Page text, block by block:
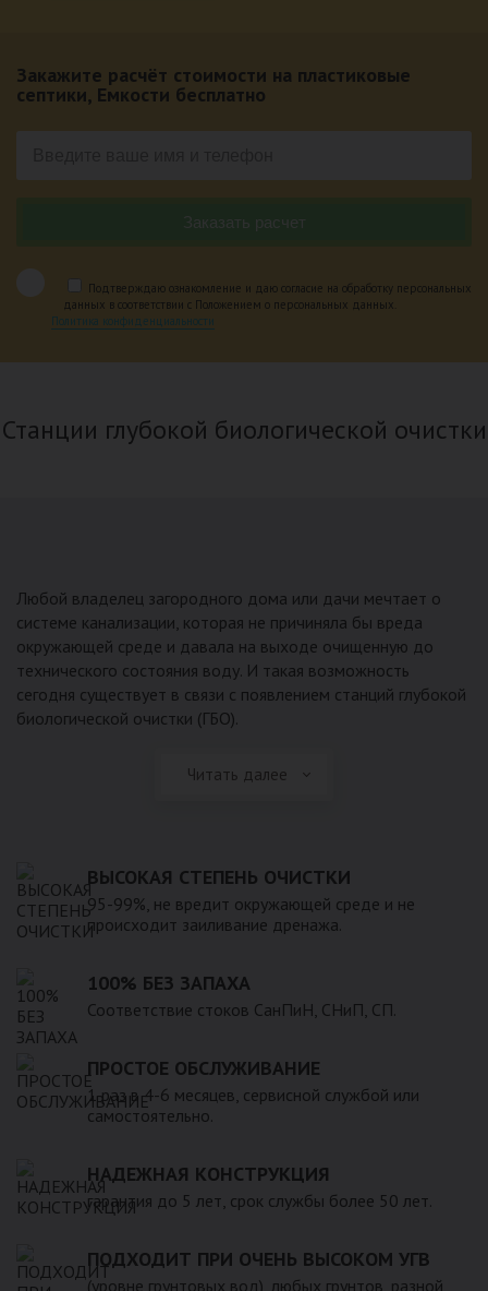
Закажите расчёт стоимости на пластиковые
септики, Емкости бесплатно
Подтверждаю ознакомление и даю согласие на обработку персональных
данных в соответствии с Положением о персональных данных.
Политика конфиденциальности
Станции глубокой биологической очистки
Любой владелец загородного дома или дачи мечтает о
системе канализации, которая не причиняла бы вреда
окружающей среде и давала на выходе очищенную до
технического состояния воду. И такая возможность
сегодня существует в связи с появлением станций глубокой
биологической очистки (ГБО).
Читать далее
ВЫСОКАЯ СТЕПЕНЬ ОЧИСТКИ
95-99%, не вредит окружающей среде и не
происходит заиливание дренажа.
100% БЕЗ ЗАПАХА
Соответствие стоков СанПиН, СНиП, СП.
ПРОСТОЕ ОБСЛУЖИВАНИЕ
1 раз в 4-6 месяцев, сервисной службой или
самостоятельно.
НАДЕЖНАЯ КОНСТРУКЦИЯ
гарантия до 5 лет, срок службы более 50 лет.
ПОДХОДИТ ПРИ ОЧЕНЬ ВЫСОКОМ УГВ
(уровне грунтовых вод), любых грунтов, разной